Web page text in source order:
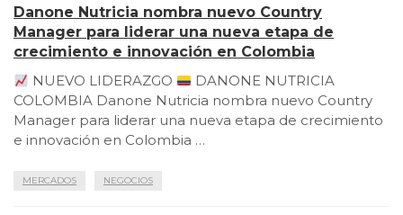
Danone Nutricia nombra nuevo Country
Manager para liderar una nueva etapa de
crecimiento e innovación en Colombia
NUEVO LIDERAZGO
DANONE NUTRICIA
COLOMBIA Danone Nutricia nombra nuevo Country
Manager para liderar una nueva etapa de crecimiento
e innovación en Colombia …
MERCADOS NEGOCIOS